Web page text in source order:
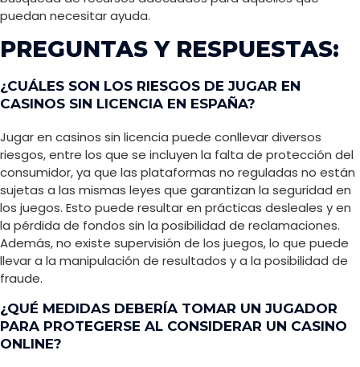
puedan necesitar ayuda.
PREGUNTAS Y RESPUESTAS:
¿CUÁLES SON LOS RIESGOS DE JUGAR EN
CASINOS SIN LICENCIA EN ESPAÑA?
Jugar en casinos sin licencia puede conllevar diversos
riesgos, entre los que se incluyen la falta de protección del
consumidor, ya que las plataformas no reguladas no están
sujetas a las mismas leyes que garantizan la seguridad en
los juegos. Esto puede resultar en prácticas desleales y en
la pérdida de fondos sin la posibilidad de reclamaciones.
Además, no existe supervisión de los juegos, lo que puede
llevar a la manipulación de resultados y a la posibilidad de
fraude.
¿QUÉ MEDIDAS DEBERÍA TOMAR UN JUGADOR
PARA PROTEGERSE AL CONSIDERAR UN CASINO
ONLINE?